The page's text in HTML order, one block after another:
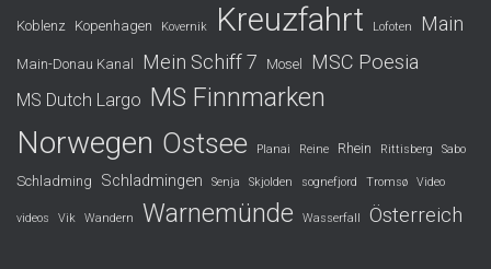
Koblenz Kopenhagen Kovernik Kreuzfahrt Lofoten Main
Main-Donau Kanal Mein Schiff 7 Mosel MSC Poesia
MS Dutch Largo MS Finnmarken
Norwegen Ostsee Planai Reine Rhein Rittisberg Sabo
Schladming Schladmingen Senja Skjolden sognefjord Tromsø Video
videos Vik Wandern Warnemünde Wasserfall Österreich